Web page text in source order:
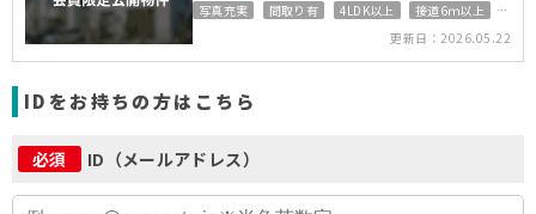
写真充実
間取り有 4LDK以上
接道6ｍ以上
更新日：2026.05.22
IDをお持ちの方はこちら
必須 ID（メールアドレス）